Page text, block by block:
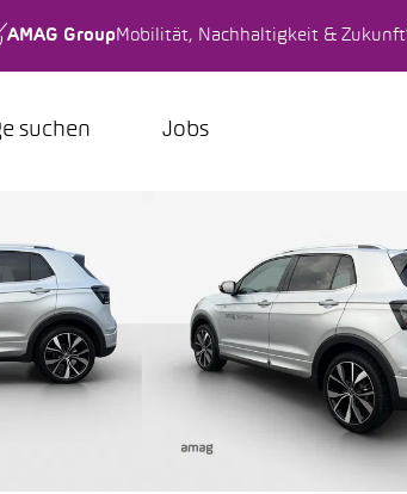
AMAG Group Mobilität, Nachhaltigkeit & Zukunft
suchen Jobs